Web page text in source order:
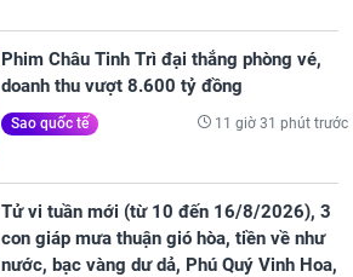
Phim Châu Tinh Trì đại thắng phòng vé,
doanh thu vượt 8.600 tỷ đồng
Sao quốc tế 11 giờ 31 phút trước
Tử vi tuần mới (từ 10 đến 16/8/2026), 3
con giáp mưa thuận gió hòa, tiền về như
nước, bạc vàng dư dả, Phú Quý Vinh Hoa,